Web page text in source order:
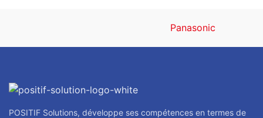
Panasonic
POSITIF Solutions, développe ses compétences en termes de